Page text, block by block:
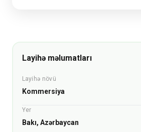
Layihə məlumatları
Layihə növü
Kommersiya
Yer
Bakı, Azərbaycan